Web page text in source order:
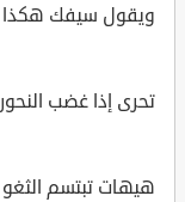
ويقول سيفك هكذا
تحرى إذا غضب النحور
هيهات تبتسم الثغو